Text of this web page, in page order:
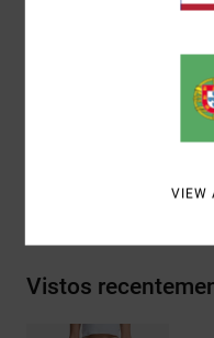
Detalhe
Costuras VA nos
[Tecido
Envio& Devoluciones
Vistos
VIEW